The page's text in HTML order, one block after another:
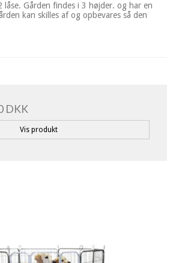
låse. Gården findes i 3 højder. og har en
kan skilles af og opbevares så den
DKK
Vis produkt